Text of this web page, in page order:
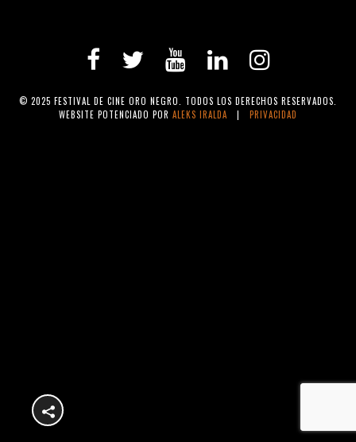
© 2025 FESTIVAL DE CINE ORO NEGRO. TODOS LOS DERECHOS RESERVADOS.
WEBSITE POTENCIADO POR ALEKS IRALDA | PRIVACIDAD